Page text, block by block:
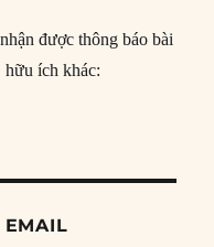
được thông báo bài
ích khác:
EMAIL